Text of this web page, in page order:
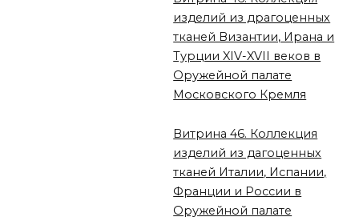
изделий из драгоценных
тканей Византии, Ирана и
Турции XIV-XVII веков в
Оружейной палате
Московского Кремля
Витрина 46. Коллекция
изделий из дагоценных
тканей Италии, Испании,
Франции и России в
Оружейной палате